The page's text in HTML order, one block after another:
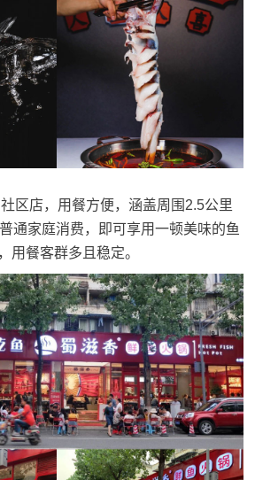
餐方便，涵盖周围2.5公里
通家庭消费，即可享用一顿美味的鱼
用餐客群多且稳定。